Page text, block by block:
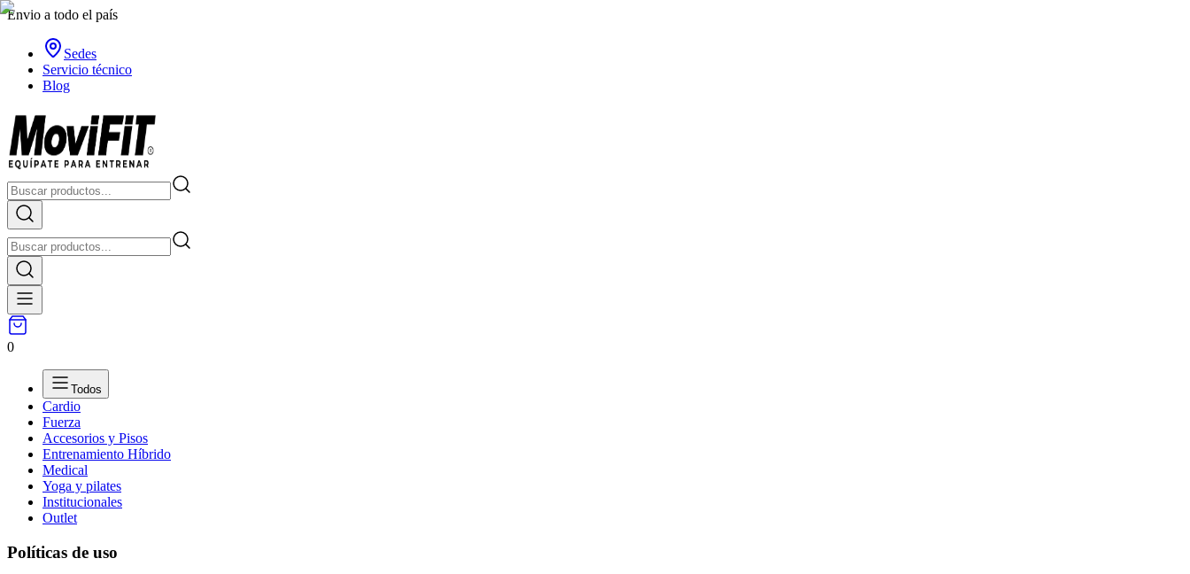
Envio a todo el país
Sedes
Servicio técnico
Blog
0
Todos
Cardio
Fuerza
Accesorios y Pisos
Entrenamiento Híbrido
Medical
Yoga y pilates
Institucionales
Outlet
Políticas de uso